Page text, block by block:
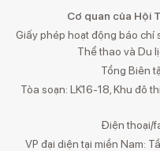
Cơ quan của Hội
Giấy phép hoạt động báo chí
Thể thao và Du
Tổng Biên
Tòa soạn: LK16-18, Khu đô
Điện thoại/
VP đại diện tại miền Nam: